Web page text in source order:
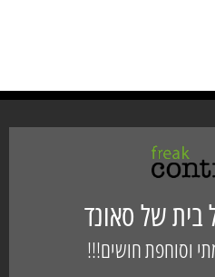
בית של סאונד
וסוחפת חושים!!!